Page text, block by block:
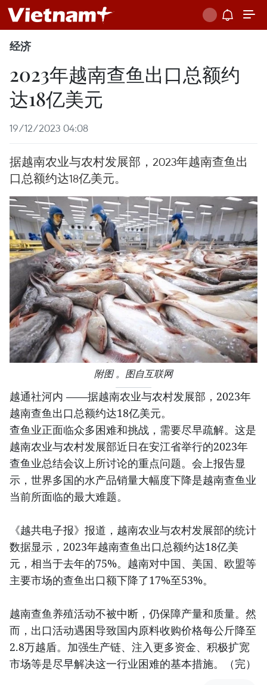
经济
2023年越南查鱼出口总额约
达18亿美元
19/12/2023 04:08
据越南农业与农村发展部，2023年越南查鱼出
口总额约达18亿美元。
附图 。图自互联网
越通社河内 ——据越南农业与农村发展部，2023年
越南查鱼出口总额约达18亿美元。
查鱼业正面临众多困难和挑战，需要尽早疏解。这是
越南农业与农村发展部近日在安江省举行的2023年
查鱼业总结会议上所讨论的重点问题。会上报告显
示，世界多国的水产品销量大幅度下降是越南查鱼业
当前所面临的最大难题。
《越共电子报》报道，越南农业与农村发展部的统计
数据显示，2023年越南查鱼出口总额约达18亿美
元，相当于去年的75%。越南对中国、美国、欧盟等
主要市场的查鱼出口额下降了17%至53%。
越南查鱼养殖活动不被中断，仍保障产量和质量。然
而，出口活动遇困导致国内原料收购价格每公斤降至
2.8万越盾。加强生产链、注入更多资金、积极扩宽
市场等是尽早解决这一行业困难的基本措施。（完）